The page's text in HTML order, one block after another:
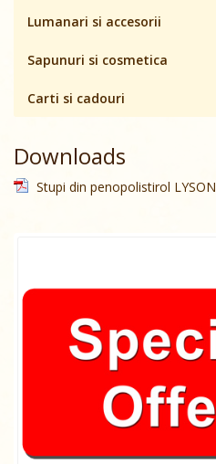
Lumanari si accesorii
Sapunuri si cosmetica
Carti si cadouri
Downloads
Stupi din penopolistirol LYSON